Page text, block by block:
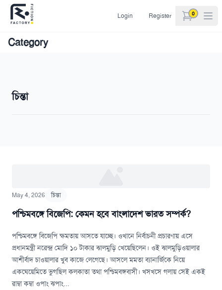
Login Register 0
items in
Category
চিন্তা
May 4, 2026 চিন্তা
পশ্চিমবঙ্গে বিজেপি: কেমন হবে বাংলাদেশ ভারত সম্পর্ক?
পশ্চিমবঙ্গে বিজেপি ক্ষমতায় আসতে যাচ্ছে। ওখানে নির্বাচনী প্রচারণায় এসে
প্রধানমন্ত্রী নরেন্দ্র মোদি ১০ টাকার ঝালমুড়ি খেয়েছিলেন। ওই ঝালমুড়িওয়ালার
আশীর্বাদ চাওয়ালার খুব কাজে লেগেছে। আসলে মমতা ব্যানার্জিকে নিয়ে
একঘেয়েমিতে ভুগছিল কলকাতা তথা পশ্চিমবঙ্গবাসী। খসখসে গলায় সেই একই
রাম্বা কম্বা ওপাং ঝপাং...